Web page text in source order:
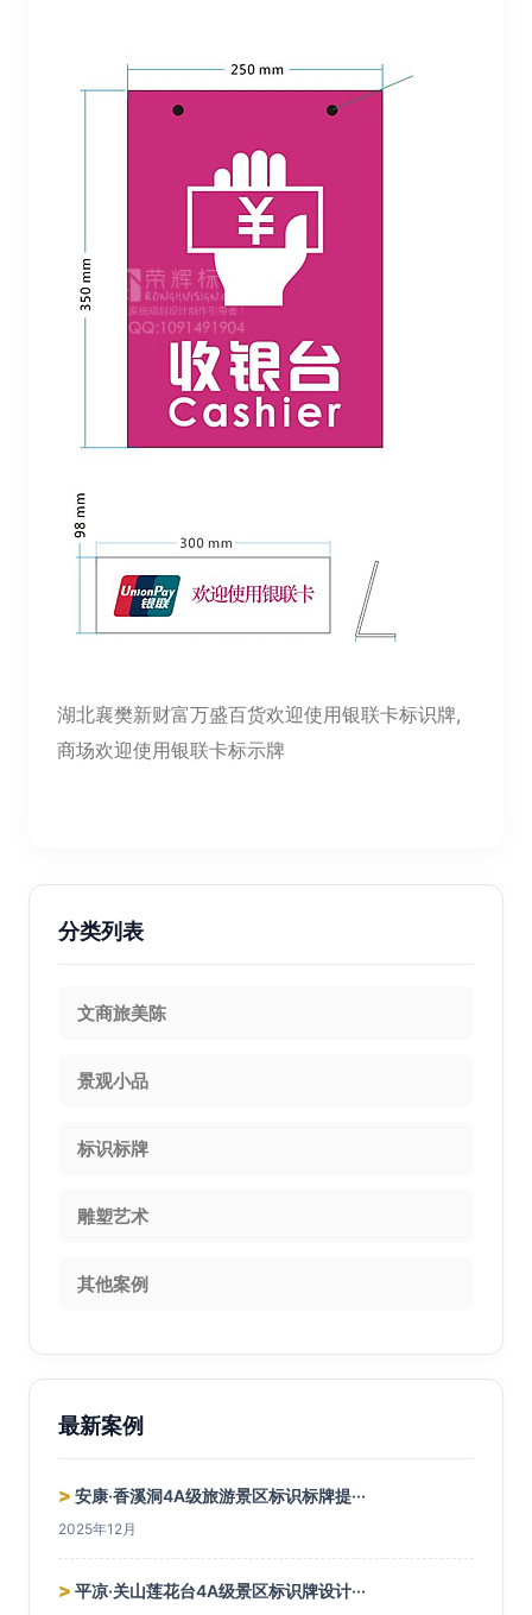
湖北襄樊新财富万盛百货欢迎使用银联卡标识牌,
商场欢迎使用银联卡标示牌
分类列表
文商旅美陈
景观小品
标识标牌
雕塑艺术
其他案例
最新案例
> 安康·香溪洞4A级旅游景区标识标牌提···
2025年12月
> 平凉·关山莲花台4A级景区标识牌设计···